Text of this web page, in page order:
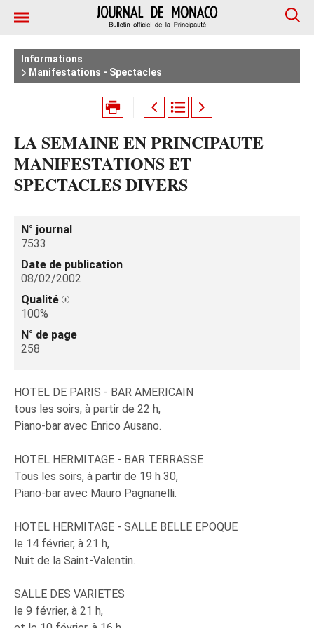
Informations
Manifestations - Spectacles
LA SEMAINE EN PRINCIPAUTE
MANIFESTATIONS ET
SPECTACLES DIVERS
N° journal
7533
Date de publication
08/02/2002
Qualité
100%
N° de page
258
HOTEL DE PARIS - BAR AMERICAIN
tous les soirs, à partir de 22 h,
Piano-bar avec Enrico Ausano.
HOTEL HERMITAGE - BAR TERRASSE
Tous les soirs, à partir de 19 h 30,
Piano-bar avec Mauro Pagnanelli.
HOTEL HERMITAGE - SALLE BELLE EPOQUE
le 14 février, à 21 h,
Nuit de la Saint-Valentin.
SALLE DES VARIETES
le 9 février, à 21 h,